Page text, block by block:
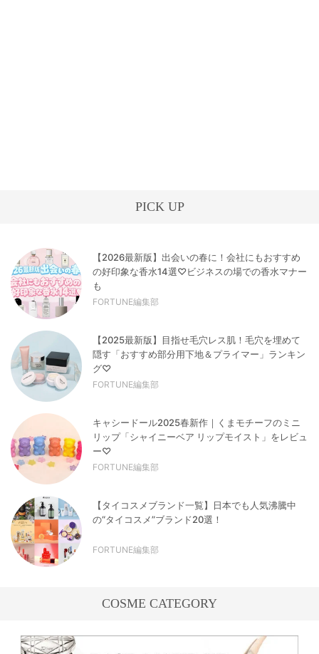
PICK UP
【2026最新版】出会いの春に！会社にもおすすめ
の好印象な香水14選♡ビジネスの場での香水マナー
も
FORTUNE編集部
【2025最新版】目指せ毛穴レス肌！毛穴を埋めて
隠す「おすすめ部分用下地＆プライマー」ランキン
グ♡
FORTUNE編集部
キャシードール2025春新作｜くまモチーフのミニ
リップ「シャイニーベア リップモイスト」をレビュ
ー♡
FORTUNE編集部
【タイコスメブランド一覧】日本でも人気沸騰中
の“タイコスメ”ブランド20選！
FORTUNE編集部
COSME CATEGORY